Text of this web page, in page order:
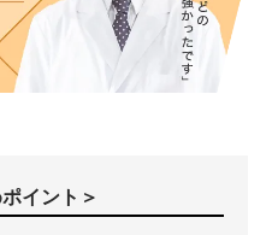
イント＞